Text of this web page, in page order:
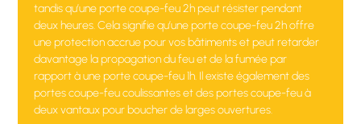
tandis qu’une porte coupe-feu 2h peut résister pendant
deux heures. Cela signifie qu’une porte coupe-feu 2h offre
une protection accrue pour vos bâtiments et peut retarder
davantage la propagation du feu et de la fumée par
rapport à une porte coupe-feu 1h. Il existe également des
portes coupe-feu coulissantes et des portes coupe-feu à
deux vantaux pour boucher de larges ouvertures.